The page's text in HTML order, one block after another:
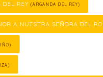
REY (ARGANDA DEL REY)
A NUESTRA SEÑORA DEL